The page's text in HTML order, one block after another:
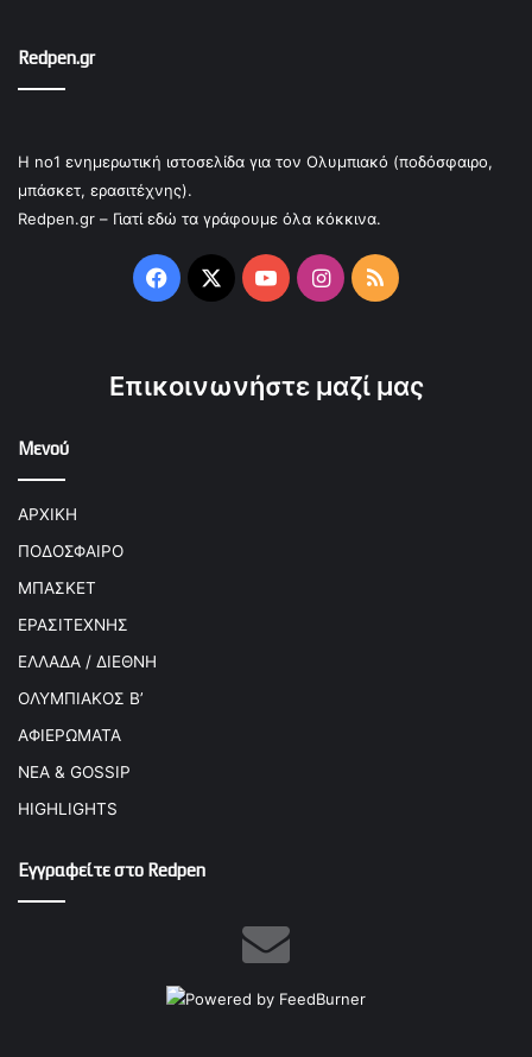
Redpen.gr
Η no1 ενημερωτική ιστοσελίδα για τον Ολυμπιακό (ποδόσφαιρο,
μπάσκετ, ερασιτέχνης).
Redpen.gr – Γιατί εδώ τα γράφουμε όλα κόκκινα.
Facebook
X YouTubeInstagram
RSS
Επικοινωνήστε μαζί μας
Μενού
ΑΡΧΙΚΗ
ΠΟΔΟΣΦΑΙΡΟ
ΜΠΑΣΚΕΤ
ΕΡΑΣΙΤΕΧΝΗΣ
ΕΛΛΑΔΑ / ΔΙΕΘΝΗ
ΟΛΥΜΠΙΑΚΟΣ Β’
ΑΦΙΕΡΩΜΑΤΑ
ΝΕΑ & GOSSIP
HIGHLIGHTS
Εγγραφείτε στο Redpen